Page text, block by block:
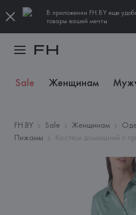
В приложении FH.BY еще
товары вашей мечты
Sale Женщинам
FH.BY Sale Женщинам
Пижамы
Костюм домашний с